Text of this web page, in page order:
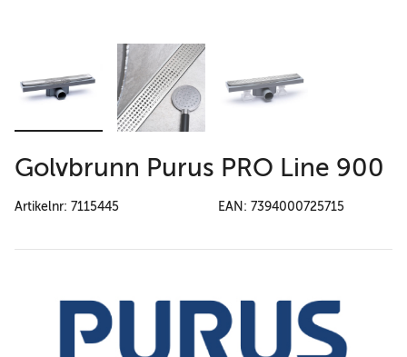
Golvbrunn Purus PRO Line 900
Artikelnr: 7115445 EAN: 7394000725715